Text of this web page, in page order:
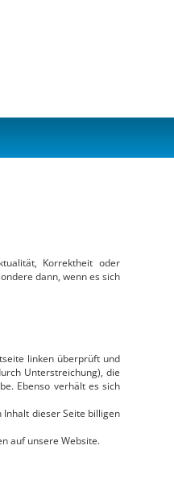
Korrektheit oder
dann, wenn es sich
linken überprüft und
Unterstreichung), die
Ebenso verhält es sich
dieser Seite billigen
auf unsere Website.